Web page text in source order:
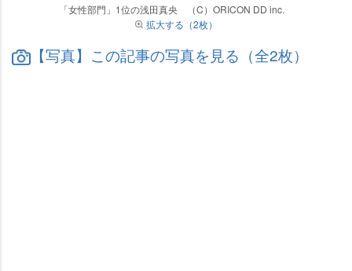
「女性部門」1位の浅田真央 （C）ORICON DD inc.
拡大する（2枚）
【写真】この記事の写真を見る（全2枚）